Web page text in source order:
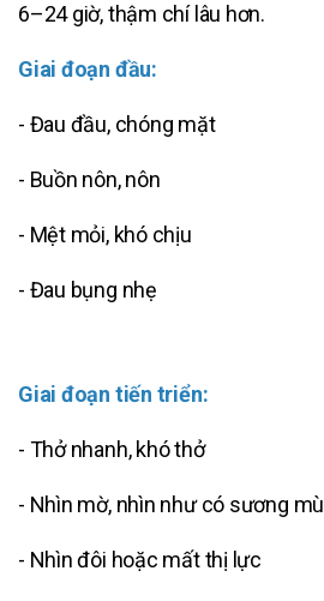
6–24 giờ, thậm chí lâu hơn.
Giai đoạn đầu:
- Đau đầu, chóng mặt
- Buồn nôn, nôn
- Mệt mỏi, khó chịu
- Đau bụng nhẹ
Giai đoạn tiến triển:
- Thở nhanh, khó thở
- Nhìn mờ, nhìn như có sương mù
- Nhìn đôi hoặc mất thị lực